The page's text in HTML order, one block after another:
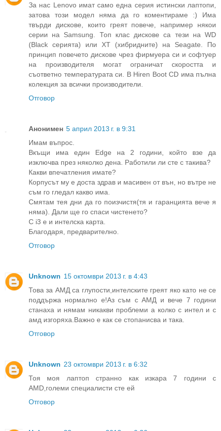
За нас Lenovo имат само една серия истински лаптопи,
затова този модел няма да го коментираме :) Има
твърди дискове, които греят повече, например някои
серии на Samsung. Топ клас дискове са тези на WD
(Black серията) или XT (хибридните) на Seagate. По
принцип повечето дискове чрез фирмуера си и софтуер
на производителя могат ограничат скоростта и
съответно температурата си. В Hiren Boot CD има пълна
колекция за всички производители.
Отговор
Анонимен 5 април 2013 г. в 9:31
Имам въпрос.
Вкъщи има един Edge на 2 години, който взе да
изключва през няколко дена. Работили ли сте с такива?
Какви впечатления имате?
Корпусът му е доста здрав и масивен от вън, но вътре не
съм го гледал какво има.
Смятам тея дни да го поизчистя(тя и гаранцията вече я
няма). Дали ще го спаси чистенето?
С i3 e и интелска карта.
Благодаря, предварително.
Отговор
Unknown 15 октомври 2013 г. в 4:43
Това за АМД са глупости,интелските греят яко като не се
поддържа нормално е!Аз съм с АМД и вече 7 години
станаха и нямам никакви проблеми а колко с интел и с
амд изгоряха.Важно е как се стопанисва и така.
Отговор
Unknown 23 октомври 2013 г. в 6:32
Тоя моя лаптоп странно как изкара 7 години с
AMD,големи специалисти сте ей
Отговор